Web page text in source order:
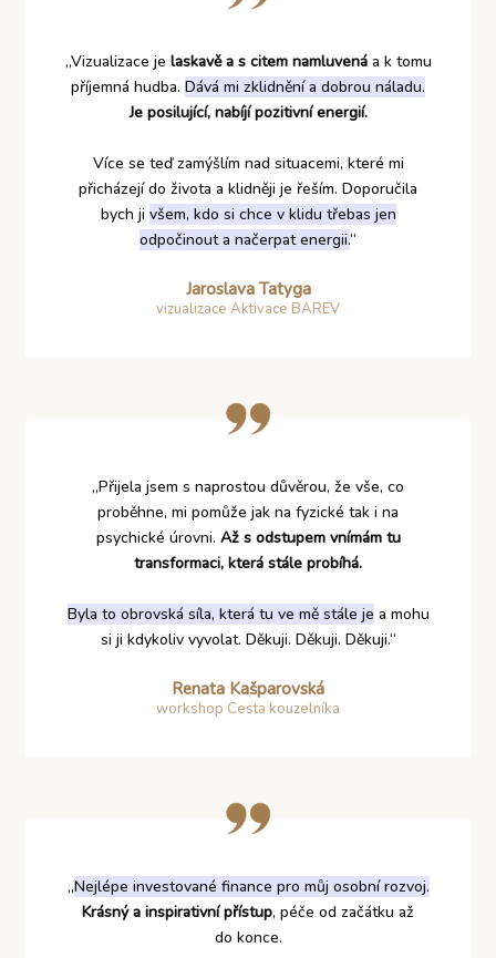
„Vizualizace je laskavě a s citem namluvenáa k tomu
příjemná hudba. Dává mi zklidnění a dobrou náladu.
Je posilující, nabíjí pozitivní energií.
Více se teď zamýšlím nad situacemi, které mi
přicházejí do života a klidněji je řeším. Doporučila
bych ji všem, kdo si chce v klidu třebas jen
odpočinout a načerpat energii.“
Jaroslava Tatyga
vizualizace Aktivace BAREV
„Přijela jsem s naprostou důvěrou, že vše, co
proběhne, mi pomůže jak na fyzické tak i na
psychické úrovni. Až s odstupem vnímám tu
transformaci, která stále probíhá.
Byla to obrovská síla, která tu ve mě stále je a mohu
si ji kdykoliv vyvolat. Děkuji. Děkuji. Děkuji.“
Renata Kašparovská
workshop Cesta kouzelníka
„Nejlépe investované finance pro můj osobní rozvoj.
Krásný a inspirativní přístup, péče od začátku až
do konce.